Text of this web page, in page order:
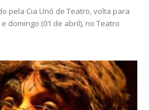
pela Cia Unó de Teatro, volta para
domingo (01 de abril), no Teatro